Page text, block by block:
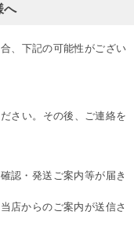
へ
、下記の可能性がござい
さい。その後、ご連絡を
認・発送ご案内等が届き
店からのご案内が送信さ